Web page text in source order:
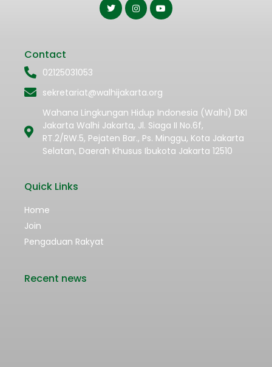
Contact
02125031053
sekretariat@walhijakarta.org
Wahana Lingkungan Hidup Indonesia (Walhi) DKI
Jakarta Walhi Jakarta, Jl. Siaga II No.6f,
RT.2/RW.5, Pejaten Bar., Ps. Minggu, Kota Jakarta
Selatan, Daerah Khusus Ibukota Jakarta 12510
Quick Links
Home
Join
Pengaduan Rakyat
Recent news